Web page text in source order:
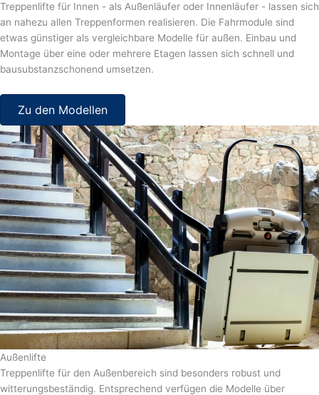
Treppenlifte für Innen - als Außenläufer oder Innenläufer - lassen sich
an nahezu allen Treppenformen realisieren. Die Fahrmodule sind
etwas günstiger als vergleichbare Modelle für außen. Einbau und
Montage über eine oder mehrere Etagen lassen sich schnell und
bausubstanzschonend umsetzen.
Zu den Modellen
Außenlifte
Treppenlifte für den Außenbereich sind besonders robust und
witterungsbeständig. Entsprechend verfügen die Modelle über